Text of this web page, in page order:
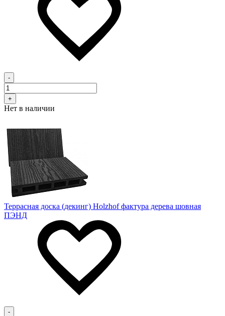
-
+
Нет в наличии
Террасная доска (декинг) Holzhof фактура дерева шовная
ПЭНД
-